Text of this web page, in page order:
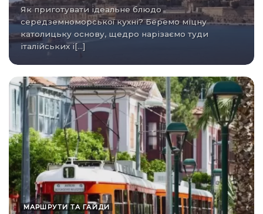
Як приготувати ідеальне блюдо
середземноморської кухні? Беремо міцну
католицьку основу, щедро нарізаємо туди
італійських і[...]
МАРШРУТИ ТА ГАЙДИ